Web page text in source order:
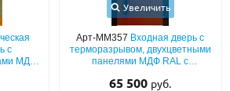
с
МДФ
Увеличить
Арт-ММ357 Входная дверь с
терморазрывом, двухцветными
панелями МДФ RAL с
и бугельной ручкой
65 500 руб.